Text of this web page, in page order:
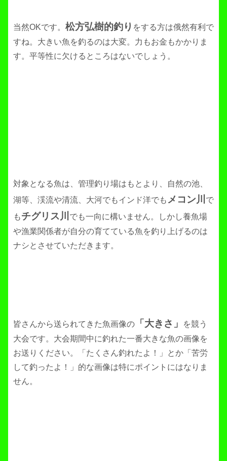
当然OKです。 松方弘樹的釣り をする方は俄然有利で
すね。大きい魚を釣るのは大変。力もお金もかかりま
す。平等性に欠けるところはないでしょう。
対象となる魚は、管理釣り場はもとより、自然の池、
湖等、渓流や清流、大河でもインド洋でも メコン川
で
もチグリス川
でも一向に構いません。しかし養魚場
や漁業関係者が自分の育てている魚を釣り上げるのは
ナシとさせていただきます。
皆さんから送られてきた魚画像の 「大きさ」
を競う
大会です。大会期間中に釣れた一番大きな魚の画像を
お送りください。「たくさん釣れたよ！」とか「苦労
して釣ったよ！」的な画像は特にポイントにはなりま
せん。